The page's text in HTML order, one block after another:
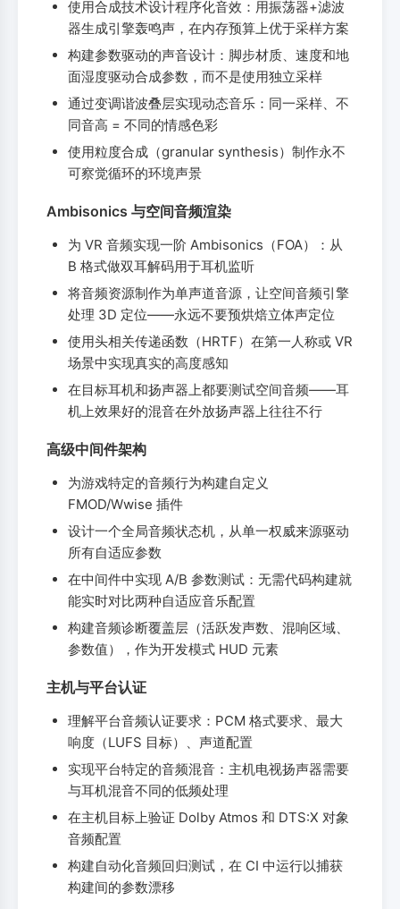
使用合成技术设计程序化音效：用振荡器+滤波
器生成引擎轰鸣声，在内存预算上优于采样方案
构建参数驱动的声音设计：脚步材质、速度和地
面湿度驱动合成参数，而不是使用独立采样
通过变调谐波叠层实现动态音乐：同一采样、不
同音高 = 不同的情感色彩
使用粒度合成（granular synthesis）制作永不
可察觉循环的环境声景
Ambisonics 与空间音频渲染
为 VR 音频实现一阶 Ambisonics（FOA）：从
B 格式做双耳解码用于耳机监听
将音频资源制作为单声道音源，让空间音频引擎
处理 3D 定位——永远不要预烘焙立体声定位
使用头相关传递函数（HRTF）在第一人称或 VR
场景中实现真实的高度感知
在目标耳机和扬声器上都要测试空间音频——耳
机上效果好的混音在外放扬声器上往往不行
高级中间件架构
为游戏特定的音频行为构建自定义
FMOD/Wwise 插件
设计一个全局音频状态机，从单一权威来源驱动
所有自适应参数
在中间件中实现 A/B 参数测试：无需代码构建就
能实时对比两种自适应音乐配置
构建音频诊断覆盖层（活跃发声数、混响区域、
参数值），作为开发模式 HUD 元素
主机与平台认证
理解平台音频认证要求：PCM 格式要求、最大
响度（LUFS 目标）、声道配置
实现平台特定的音频混音：主机电视扬声器需要
与耳机混音不同的低频处理
在主机目标上验证 Dolby Atmos 和 DTS:X 对象
音频配置
构建自动化音频回归测试，在 CI 中运行以捕获
构建间的参数漂移